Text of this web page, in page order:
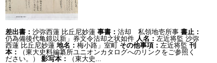
差出書：沙弥西蓮 比丘尼妙蓮 事書：沽却 私領地壱所事書止：
仍為備後代亀鏡以新」券文令沽却之状如件 人名： 左近将監 沙弥
西蓮 比丘尼妙蓮 地名：梅小路」室町 その他事項： 左近将監刊
本：
（東大史料編纂所ユニオンカタログへのリンクをご参照く
ださい。）
影写本： （東大史...